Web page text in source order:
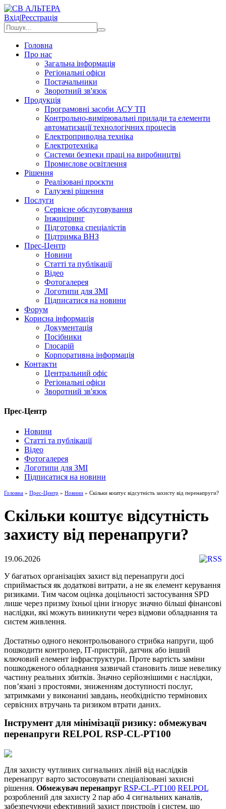
Вхід|Реєстрація
Головна
Про нас
Загальна інформація
Регіональні офіси
Постачальники
Зворотний зв'язок
Продукція
Програмовні засоби АСУ ТП
Контрольно-вимірювальні прилади та елементи
автоматизації технологічних процесів
Електроприводна техніка
Електротехніка
Системи безпеки праці на виробництві
Промислове освітлення
Рішення
Реалізовані проєкти
Галузеві рішення
Послуги
Сервісне обслуговування
Інжиніринг
Підготовка спеціалістів
Підтримка ВНЗ
Прес-Центр
Новини
Статті та публікації
Відео
Фотогалерея
Логотипи для ЗМІ
Підписатися на новини
Форум
Корисна інформація
Документація
Посібники
Глосарій
Корпоративна інформація
Контакти
Центральний офіс
Регіональні офіси
Зворотний зв'язок
Прес-Центр
Новини
Статті та публікації
Відео
Фотогалерея
Логотипи для ЗМІ
Підписатися на новини
Головна » Прес-Центр » Новини » Скільки коштує відсутність захисту від перенапруги?
Скільки коштує відсутність
захисту від перенапруги?
19.06.2026
У багатьох організаціях захист від перенапруги досі
сприймається як додаткові витрати, а не як елемент керування
ризиками. Тим часом оцінка доцільності застосування SPD
лише через призму їхньої ціни ігнорує значно більші фінансові
наслідки, які можуть виникнути через відмови обладнання та
систем живлення.
Достатньо одного неконтрольованого стрибка напруги, щоб
пошкодити контролер, ІТ‑пристрій, датчик або інший
ключовий елемент інфраструктури. Проте вартість заміни
пошкодженого обладнання зазвичай становить лише невелику
частину реальних збитків. Значно серйознішими є наслідки,
пов’язані з простоями, зниженням доступності послуг,
затримками у виконанні завдань, необхідністю термінових
сервісних втручань та ризиком втрати даних.
Інструмент для мінімізації ризику: обмежувач
перенапруги RELPOL RSP‑CL‑PT100
Для захисту чутливих сигнальних ліній від наслідків
перенапруг варто застосовувати спеціалізовані захисні
рішення. Обмежувач перенапруг RSP‑CL‑PT100 RELPOL
розроблений для захисту 2 пар або 4 сигнальних каналів,
забезпечуючи ефективний захист пристроїв і систем, що